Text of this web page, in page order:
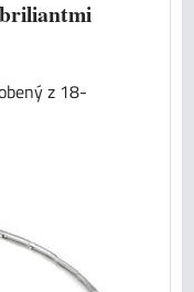
z 18-